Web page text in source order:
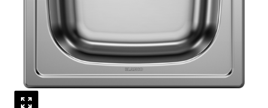
1 /0